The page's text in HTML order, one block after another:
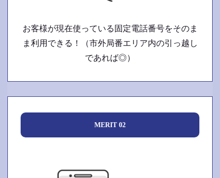
お客様が現在使っている固定電話番号をそのま
ま利用できる！（市外局番エリア内の引っ越し
であれば◎）
MERIT 02